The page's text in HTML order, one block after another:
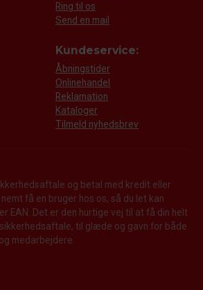
Ring til os
Send en mail
Kundeservice:
Åbningstider
Onlinehandel
Reklamation
Kataloger
Tilmeld nyhedsbrev
og betal med kredit eller
få en bruger hos os, så du let kan
EAN. Det er den hurtige vej til at få din helt
til glæde og gavn for både
medarbejdere.